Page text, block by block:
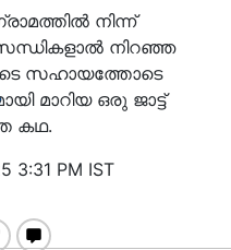
നിന്ന്
നിറഞ്ഞ
സഹായത്തോടെ
മാറിയ ഒരു ജാട്ട്
കഥ.
3:31 PM IST